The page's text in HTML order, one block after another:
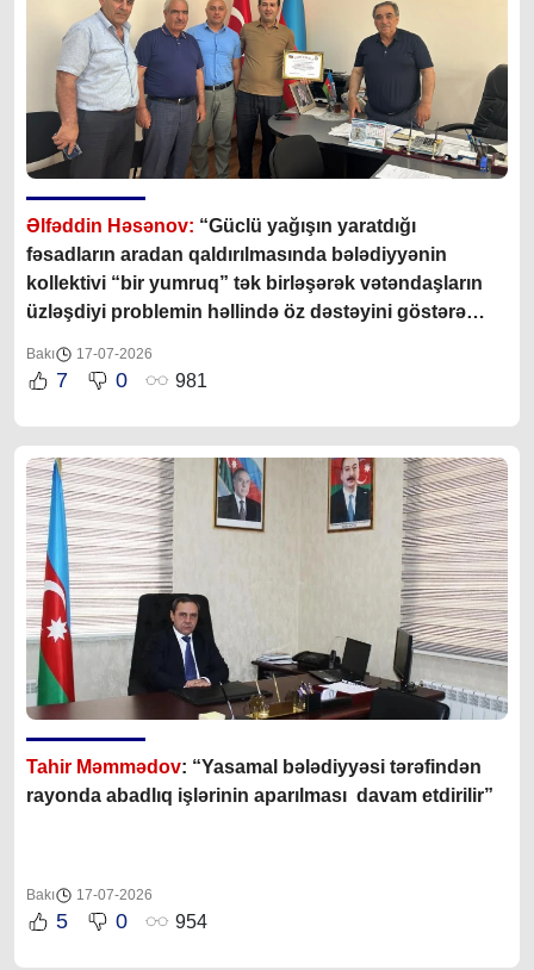
Əlfəddin Həsənov: “Güclü yağışın yaratdığı
fəsadların aradan qaldırılmasında bələdiyyənin
kollektivi “bir yumruq” tək birləşərək vətəndaşların
üzləşdiyi problemin həllində öz dəstəyini göstərə
Bakı 17-07-2026
7 0 981
Tahir Məmmədov: “Yasamal bələdiyyəsi tərəfindən
rayonda abadlıq işlərinin aparılması davam etdirilir”
Bakı 17-07-2026
5 0 954